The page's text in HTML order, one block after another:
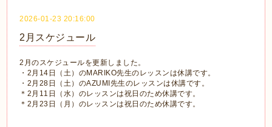
2026-01-23 20:16:00
2月スケジュール
2月のスケジュールを更新しました。
・2月14日（土）のMARIKO先生のレッスンは休講です。
・2月28日（土）のAZUMI先生のレッスンは休講です。
＊2月11日（水）のレッスンは祝日のため休講です。
＊2月23日（月）のレッスンは祝日のため休講です。